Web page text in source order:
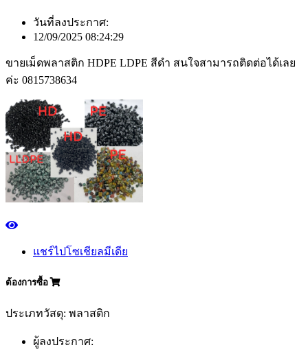
วันที่ลงประกาศ:
12/09/2025 08:24:29
ขายเม็ดพลาสติก HDPE LDPE สีดำ สนใจสามารถติดต่อได้เลย
ค่ะ 0815738634
แชร์ไปโซเชียลมีเดีย
ต้องการซื้อ
ประเภทวัสดุ: พลาสติก
ผู้ลงประกาศ: